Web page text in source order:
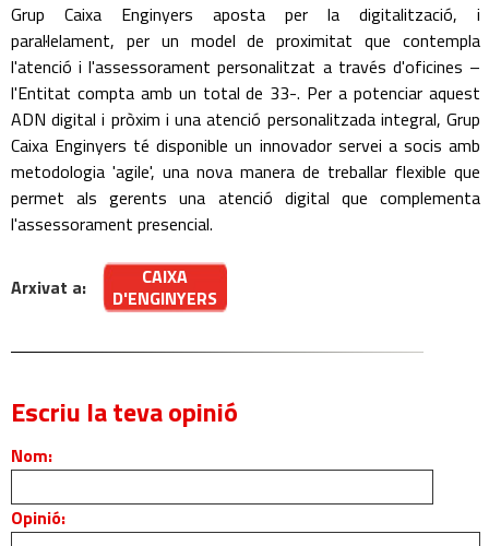
Grup Caixa Enginyers aposta per la digitalització, i
paral·lelament, per un model de proximitat que contempla
l'atenció i l'assessorament personalitzat a través d'oficines –
l'Entitat compta amb un total de 33-. Per a potenciar aquest
ADN digital i pròxim i una atenció personalitzada integral, Grup
Caixa Enginyers té disponible un innovador servei a socis amb
metodologia 'agile', una nova manera de treballar flexible que
permet als gerents una atenció digital que complementa
l'assessorament presencial.
Arxivat a:
CAIXA
D'ENGINYERS
Escriu la teva opinió
Nom:
Opinió: